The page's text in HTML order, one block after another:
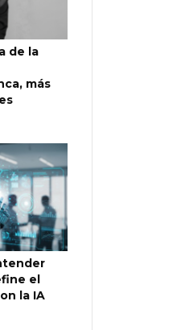
de la
más
el
la IA